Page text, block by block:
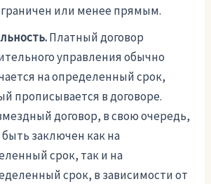
или менее прямым.
Платный договор
управления обычно
на определенный срок,
прописывается в договоре.
договор, в свою очередь,
заключен как на
срок, так и на
срок, в зависимости от